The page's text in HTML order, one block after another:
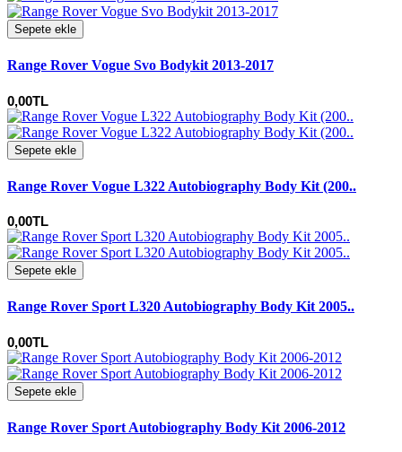
Sepete ekle
Range Rover Vogue Svo Bodykit 2013-2017
0,00TL
Sepete ekle
Range Rover Vogue L322 Autobiography Body Kit (200..
0,00TL
Sepete ekle
Range Rover Sport L320 Autobiography Body Kit 2005..
0,00TL
Sepete ekle
Range Rover Sport Autobiography Body Kit 2006-2012